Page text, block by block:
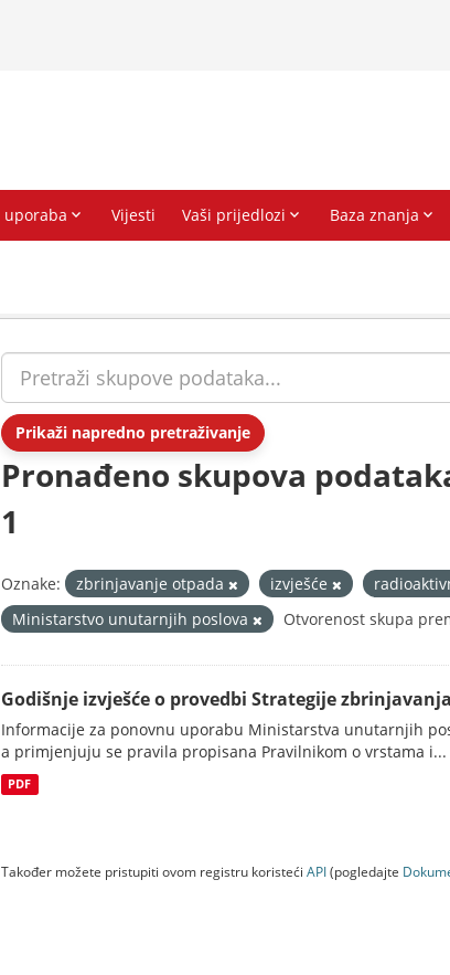
Prikaži napredno pretraživanje
Pronađeno skupova
1
Oznake: zbrinjavanje otpada izvješće
Ministarstvo unutarnjih poslova
Otvorenost skupa
Godišnje izvješće o provedbi Strategije
Informacije za ponovnu uporabu Ministarstva unutarnjih
a primjenjuju se pravila propisana Pravilnikom o vrstama i...
PDF
Također možete pristupiti ovom registru koristeći API(pogledajte